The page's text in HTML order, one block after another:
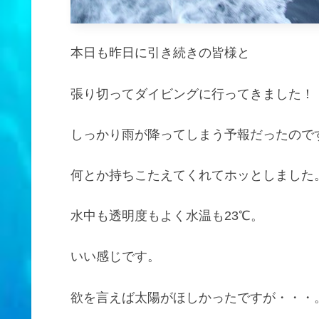
本日も昨日に引き続きの皆様と
張り切ってダイビングに行ってきました！
しっかり雨が降ってしまう予報だったので
何とか持ちこたえてくれてホッとしました。
水中も透明度もよく水温も23℃。
いい感じです。
欲を言えば太陽がほしかったですが・・・。